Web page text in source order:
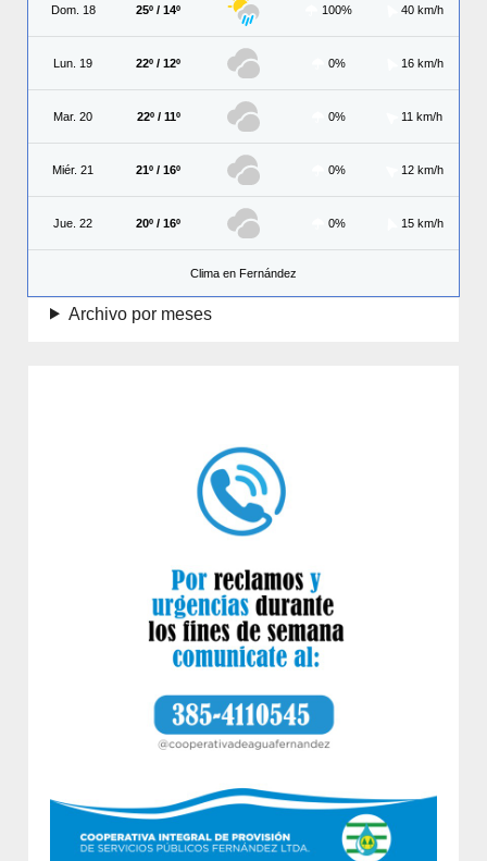
Dom. 18 25º / 14º 100% 40 km/h
Lun. 19 22º / 12º 0% 16 km/h
Mar. 20 22º / 11º 0% 11 km/h
Miér. 21 21º / 16º 0% 12 km/h
Jue. 22 20º / 16º 0% 15 km/h
Clima en Fernández
Archivo por meses